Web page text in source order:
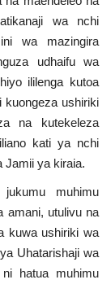
wa nchi
wa mazingira
udhaifu wa
ililenga kutoa
kuongeza ushiriki
na kutekeleza
kati ya nchi
Jamii ya kiraia.
muhimu
amani, utulivu na
kuwa ushiriki wa
Uhatarishaji wa
hatua muhimu